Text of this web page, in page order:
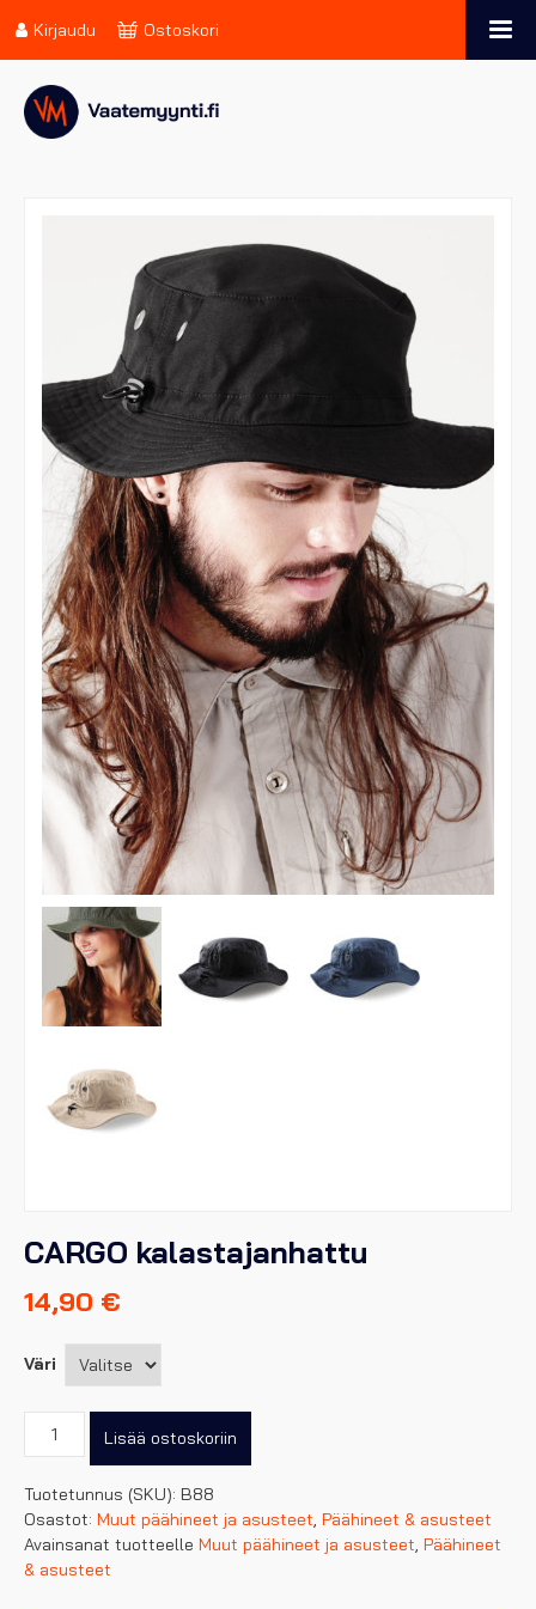
CARGO kalastajanhattu
14,90 €
Väri
kalastajanhattuLisää ostoskoriin
Tuotetunnus (SKU): B88
Osastot: Muut päähineet ja asusteet, Päähineet & asusteet
Avainsanat tuotteelle Muut päähineet ja asusteet, Päähineet
& asusteet
Kirjaudu Ostoskori